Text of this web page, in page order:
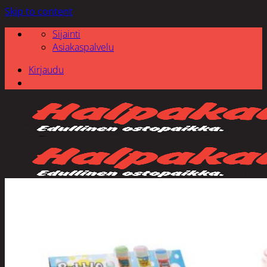
Skip to content
Sijainti
Asiakaspalvelu
Kirjaudu